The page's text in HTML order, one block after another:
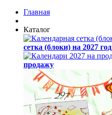
Главная
Каталог
сетка (блоки) на 2027 год
продажу